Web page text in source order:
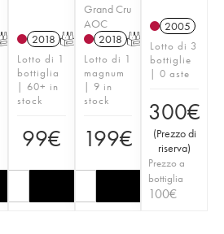
2018 T
Lotto di 1
bottiglia
| 60+ in
stock
99€
Grand Cru
AOC
2018 T
Lotto di 1
magnum
| 9 in
stock
199€
2005
Lotto di 3
bottiglie
| 0 aste
300€
(Prezzo di
riserva)
Prezzo a
bottiglia
100€